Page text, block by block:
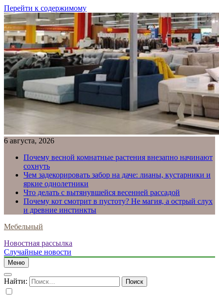
Перейти к содержимому
6 августа, 2026
Почему весной комнатные растения внезапно начинают
сохнуть
Чем задекорировать забор на даче: лианы, кустарники и
яркие однолетники
Что делать с вытянувшейся весенней рассадой
Почему кот смотрит в пустоту? Не магия, а острый слух
и древние инстинкты
Мебельный
Новостная рассылка
Случайные новости
Меню
Найти: